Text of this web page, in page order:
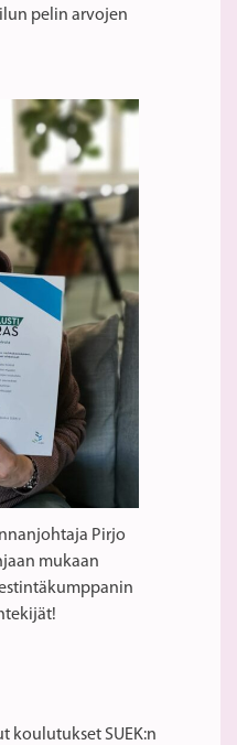
pelin arvojen
Pirjo
mukaan
koulutukset SUEK:n